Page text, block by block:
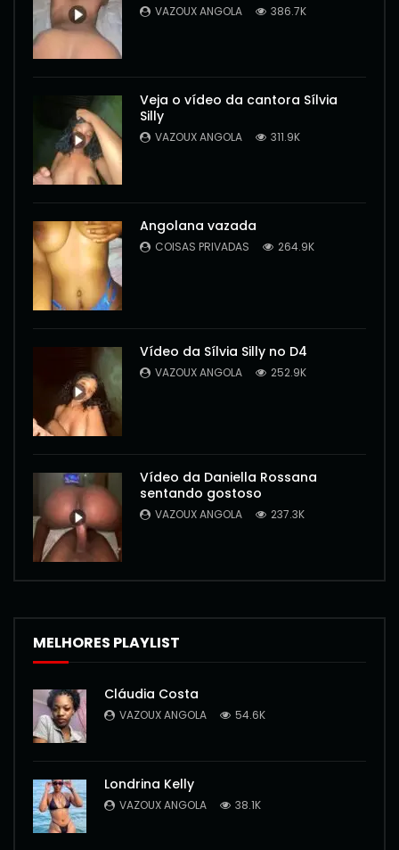
VAZOUX ANGOLA 386.7K
Veja o vídeo da cantora Sílvia
Silly
VAZOUX ANGOLA 311.9K
Angolana vazada
COISAS PRIVADAS 264.9K
Vídeo da Sílvia Silly no D4
VAZOUX ANGOLA 252.9K
Vídeo da Daniella Rossana
sentando gostoso
VAZOUX ANGOLA 237.3K
MELHORES PLAYLIST
Cláudia Costa
VAZOUX ANGOLA 54.6K
Londrina Kelly
VAZOUX ANGOLA 38.1K